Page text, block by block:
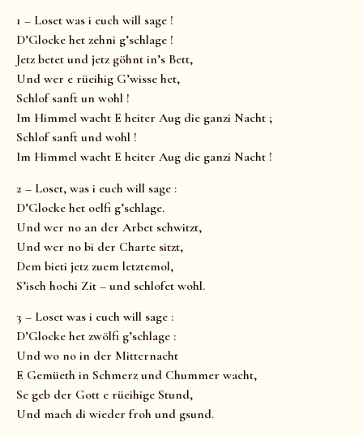
1 – Loset was i euch will sage !
D’Glocke het zehni g’schlage !
Jetz betet und jetz göhnt in’s Bett,
Und wer e rüeihig G’wisse het,
Schlof sanft un wohl !
Im Himmel wacht E heiter Aug die ganzi Nacht ;
Schlof sanft und wohl !
Im Himmel wacht E heiter Aug die ganzi Nacht !
2 – Loset, was i euch will sage :
D’Glocke het oelfi g’schlage.
Und wer no an der Arbet schwitzt,
Und wer no bi der Charte sitzt,
Dem bieti jetz zuem letztemol,
S’isch hochi Zit – und schlofet wohl.
3 – Loset was i euch will sage :
D’Glocke het zwölfi g’schlage :
Und wo no in der Mitternacht
E Gemüeth in Schmerz und Chummer wacht,
Se geb der Gott e rüeihige Stund,
Und mach di wieder froh und gsund.